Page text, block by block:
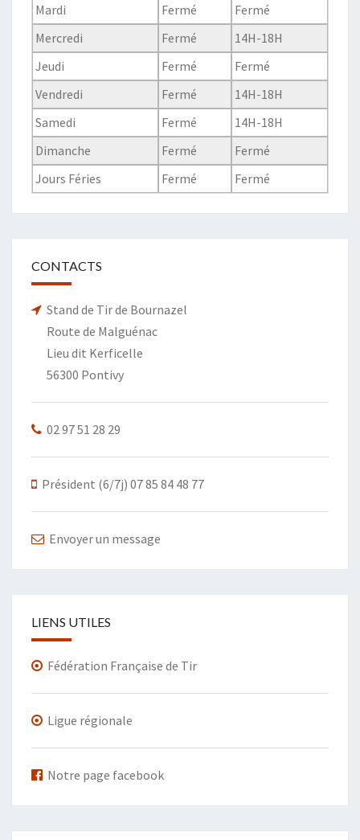
Mardi Fermé
Fermé
Mercredi
Fermé
14H-18H
Jeudi
Fermé
Fermé
Vendredi
Fermé
14H-18H
Samedi
Fermé
14H-18H
Dimanche
Fermé
Fermé
Jours Féries
Fermé Fermé
CONTACTS
Stand de Tir de Bournazel
Route de Malguénac
Lieu dit Kerficelle
56300 Pontivy
02 97 51 28 29
Président (6/7j) 07 85 84 48 77
Envoyer un message
LIENS UTILES
Fédération Française de Tir
Ligue régionale
Notre page facebook